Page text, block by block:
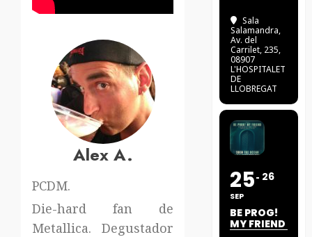
Alex A.
PCDM.
Die-hard fan de
Metallica. Degustador
Sala
Salamandra,
Av. del
Carrilet, 235,
08907
L'HOSPITALET
DE
LLOBREGAT
25
SEP
26
BE PROG!
MY FRIEND